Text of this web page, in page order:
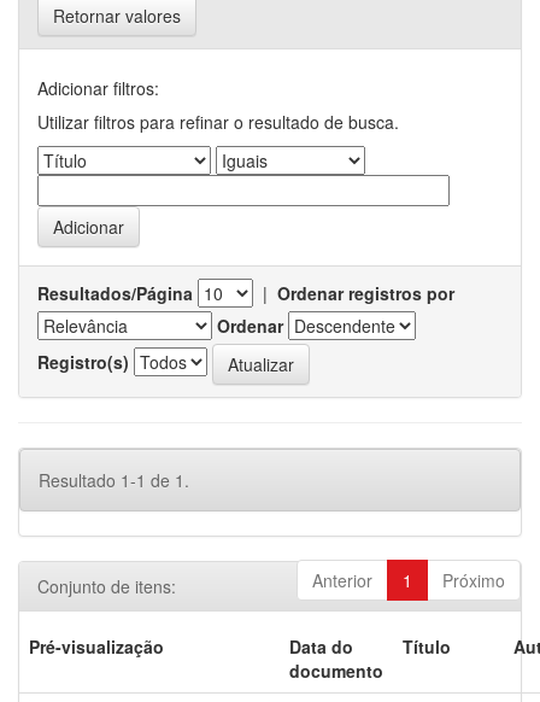
Retornar valores
Adicionar filtros:
Utilizar filtros para refinar o resultado de busca.
Resultados/Página | Ordenar registros por
Ordenar
Registro(s)
Resultado 1-1 de 1.
Anterior 1 Próximo
Conjunto de itens:
Pré-visualização
Data do
documento
Título